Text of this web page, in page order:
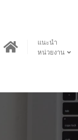
แนะนำ
หน่วยงาน